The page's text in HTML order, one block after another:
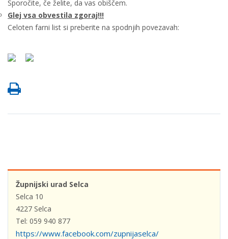
Sporočite, če želite, da vas obiščem.
Glej vsa obvestila zgoraj!!!
Celoten farni list si preberite na spodnjih povezavah:
Župnijski urad Selca
Selca 10
4227 Selca
Tel: 059 940 877
https://www.facebook.com/zupnijaselca/